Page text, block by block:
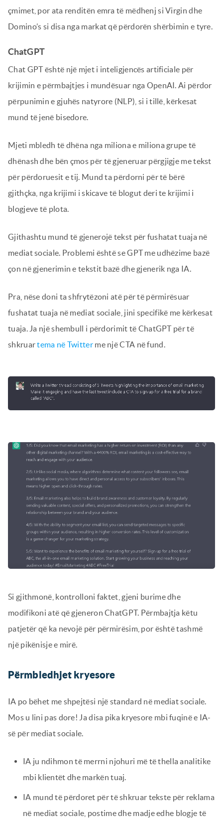
çmimet, por ata renditën emra të mëdhenj si Virgin dhe
Domino’s si disa nga markat që përdorën shërbimin e tyre.
ChatGPT
Chat GPT është një mjet i inteligjencës artificiale për
krijimin e përmbajtjes i mundësuar nga OpenAI. Ai përdor
përpunimin e gjuhës natyrore (NLP), si i tillë, kërkesat
mund të jenë bisedore.
Mjeti mbledh të dhëna nga miliona e miliona grupe të
dhënash dhe bën çmos për të gjeneruar përgjigje me tekst
për përdoruesit e tij. Mund ta përdorni për të bërë
gjithçka, nga krijimi i skicave të blogut deri te krijimi i
blogjeve të plota.
Gjithashtu mund të gjenerojë tekst për fushatat tuaja në
mediat sociale. Problemi është se GPT me udhëzime bazë
çon në gjenerimin e tekstit bazë dhe gjenerik nga IA.
Pra, nëse doni ta shfrytëzoni atë për të përmirësuar
fushatat tuaja në mediat sociale, jini specifikë me kërkesat
tuaja. Ja një shembull i përdorimit të ChatGPT për të
shkruartema në Twitterme një CTA në fund.
Si gjithmonë, kontrolloni faktet, gjeni burime dhe
modifikoni atë që gjeneron ChatGPT. Përmbajtja këtu
patjetër që ka nevojë për përmirësim, por është tashmë
një pikënisje e mirë.
Përmbledhjet kryesore
IA po bëhet me shpejtësi një standard në mediat sociale.
Mos u lini pas dore! Ja disa pika kryesore mbi fuqinë e IA-
së për mediat sociale.
IA ju ndihmon të merrni njohuri më të thella analitike
mbi klientët dhe markën tuaj.
IA mund të përdoret për të shkruar tekste për reklama
në mediat sociale, postime dhe madje edhe blogje të